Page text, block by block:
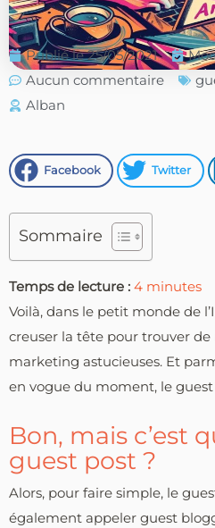
Publié le 25/05/2021
Aucun commentaire
Alban
Facebook Twitter
Sommaire
Temps de lecture : 4 minutes
Voilà, dans le petit monde de
creuser la tête pour trouver de
marketing astucieuses. Et
en vogue du moment, le
Bon, mais c’est
guest post ?
Alors, pour faire simple, le
également appeler guest